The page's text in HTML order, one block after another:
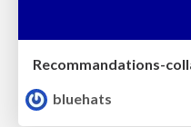
bluehats